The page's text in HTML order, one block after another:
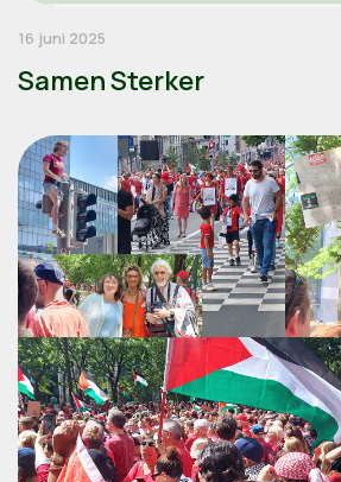
16 juni 2025
Samen Sterker